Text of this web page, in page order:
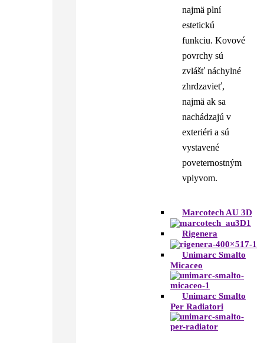
najmä plní
estetickú
funkciu. Kovové
povrchy sú
zvlášť náchylné
zhrdzavieť,
najmä ak sa
nachádzajú v
exteriéri a sú
vystavené
poveternostným
vplyvom.
Marcotech AU 3D
Rigenera
Unimarc Smalto
Micaceo
Unimarc Smalto
Per Radiatori